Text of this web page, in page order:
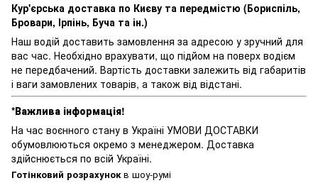
Кур'єрська доставка по Києву та передмістю (Бориспіль,
Бровари, Ірпінь, Буча та ін.)
Наш водій доставить замовлення за адресою у зручний для
вас час. Необхідно врахувати, що підйом на поверх водієм
не передбачений. Вартість доставки залежить від габаритів
і ваги замовлених товарів, а також від відстані.
*Важлива інформація!
На час воєнного стану в Україні УМОВИ ДОСТАВКИ
обумовлюються окремо з менеджером. Доставка
здійснюється по всій Україні.
Готінковий розрахунокв шоу-румі